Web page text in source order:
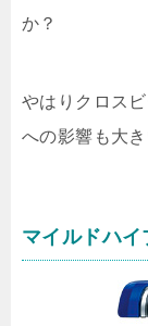
か？
やはりクロス
への影響も大き
マイルドハイ